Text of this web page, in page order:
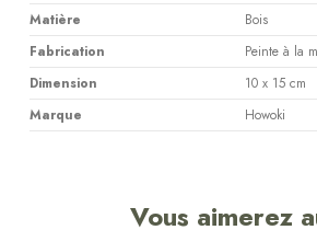
Matière
Bois
Fabrication
Peinte à la
Dimension
10 x 15 cm
Marque
Howoki
Vous aimerez